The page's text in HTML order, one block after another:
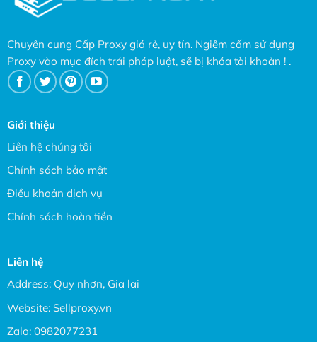
Chuyên cung Cấp Proxy giá rẻ, uy tín. Ngiêm cấm sử dụng
Proxy vào mục đích trái pháp luật, sẽ bị khóa tài khoản ! .
Giới thiệu
Liên hệ chúng tôi
Chính sách bảo mật
Điều khoản dịch vụ
Chính sách hoàn tiền
Liên hệ
Address: Quy nhơn, Gia lai
Website: Sellproxy.vn
Zalo: 0982077231